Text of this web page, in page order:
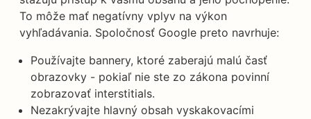
To môže mať negatívny vplyv na výkon
vyhľadávania. Spoločnosť Google preto navrhuje:
Používajte bannery, ktoré zaberajú malú časť
obrazovky - pokiaľ nie ste zo zákona povinní
zobrazovať interstitials.
Nezakrývajte hlavný obsah vyskakovacími